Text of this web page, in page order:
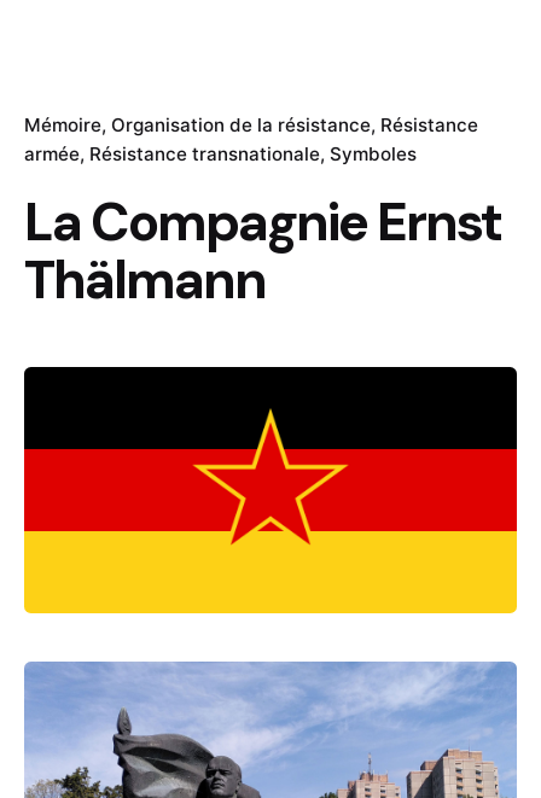
Mémoire Organisation de la résistance Résistance
armée Résistance transnationale Symboles
La Compagnie Ernst
Thälmann